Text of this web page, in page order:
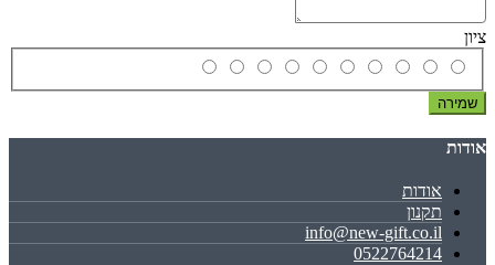
ציון
שמירה
אודות
אודות
תקנון
info@new-gift.co.il
0522764214